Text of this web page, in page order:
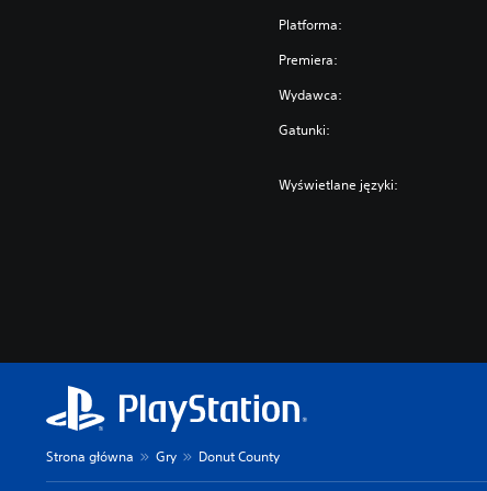
Platforma:
Premiera:
Wydawca:
Gatunki:
Wyświetlane języki:
Strona główna Gry Donut County